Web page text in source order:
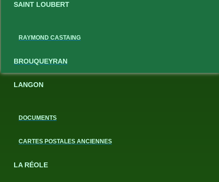
SAINT LOUBERT
RAYMOND CASTAING
BROUQUEYRAN
LANGON
DOCUMENTS
CARTES POSTALES ANCIENNES
LA RÉOLE